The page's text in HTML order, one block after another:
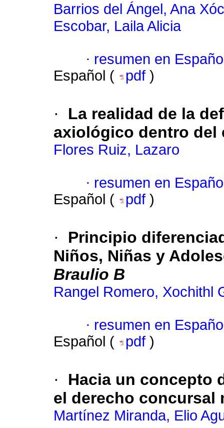
Barrios del Ángel, Ana
Escobar, Laila Alicia
· resumen en
Español (
pdf )
·
La realidad de la
axiológico dentro del
Flores Ruiz, Lazaro
· resumen en
Español (
pdf )
·
Principio
Niños, Niñas y
Braulio B
Rangel Romero, Xochithl
· resumen en
Español (
pdf )
·
Hacia un concepto
el derecho concursal
Martínez Miranda, Elio